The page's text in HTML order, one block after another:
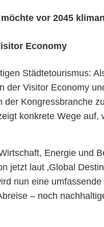
vor 2045
Economy
Städtetourismus:
der Visitor Economy
Kongressbranche
konkrete Wege auf,
Energie und
jetzt laut ‚Global
nun eine
– noch